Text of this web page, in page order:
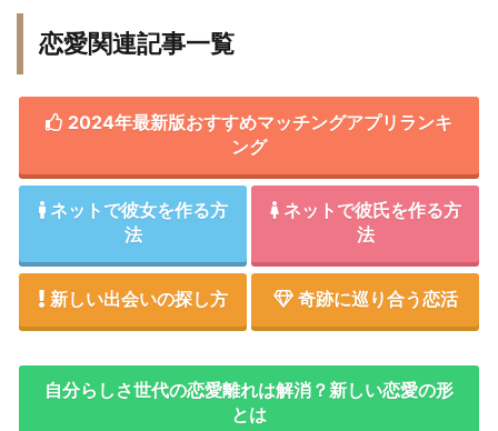
恋愛関連記事一覧
2024年最新版おすすめマッチングアプリランキ
ング
ネットで彼女を作る方
法
ネットで彼氏を作る方
法
新しい出会いの探し方 奇跡に巡り合う恋活
自分らしさ世代の恋愛離れは解消？新しい恋愛の形
とは